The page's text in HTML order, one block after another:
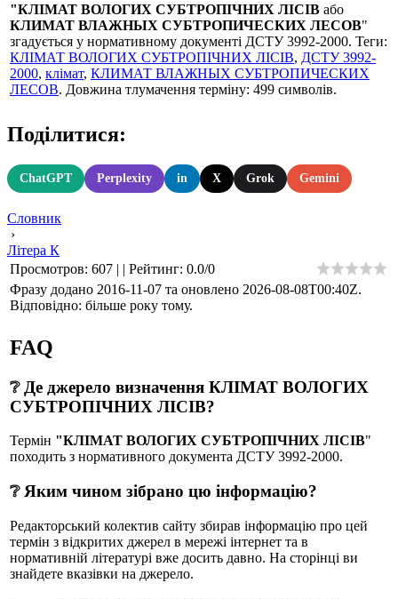
"КЛІМАТ ВОЛОГИХ СУБТРОПІЧНИХ ЛІСІВ або
КЛИМАТ ВЛАЖНЫХ СУБТРОПИЧЕСКИХ ЛЕСОВ"
згадується у нормативному документі ДСТУ 3992-2000. Теги:
КЛІМАТ ВОЛОГИХ СУБТРОПІЧНИХ ЛІСІВ, ДСТУ 3992-
2000, клімат, КЛИМАТ ВЛАЖНЫХ СУБТРОПИЧЕСКИХ
ЛЕСОВ. Довжина тлумачення терміну: 499 символів.
Поділитися:
ChatGPT Perplexity in X Grok Gemini
Словник
›
Літера К
Просмотров: 607 | | Рейтинг: 0.0/0
Фразу додано 2016-11-07 та оновлено 2026-08-08T00:40Z.
Відповідно: більше року тому.
FAQ
❔ Де джерело визначення КЛІМАТ ВОЛОГИХ
СУБТРОПІЧНИХ ЛІСІВ?
Термін "КЛІМАТ ВОЛОГИХ СУБТРОПІЧНИХ ЛІСІВ"
походить з нормативного документа ДСТУ 3992-2000.
❔ Яким чином зібрано цю інформацію?
Редакторський колектив сайту збирав інформацію про цей
термін з відкритих джерел в мережі інтернет та в
нормативній літературі вже досить давно. На сторінці ви
знайдете вказівки на джерело.